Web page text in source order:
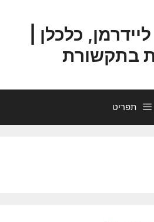
כלכלן |
בתקשורת
תפריט